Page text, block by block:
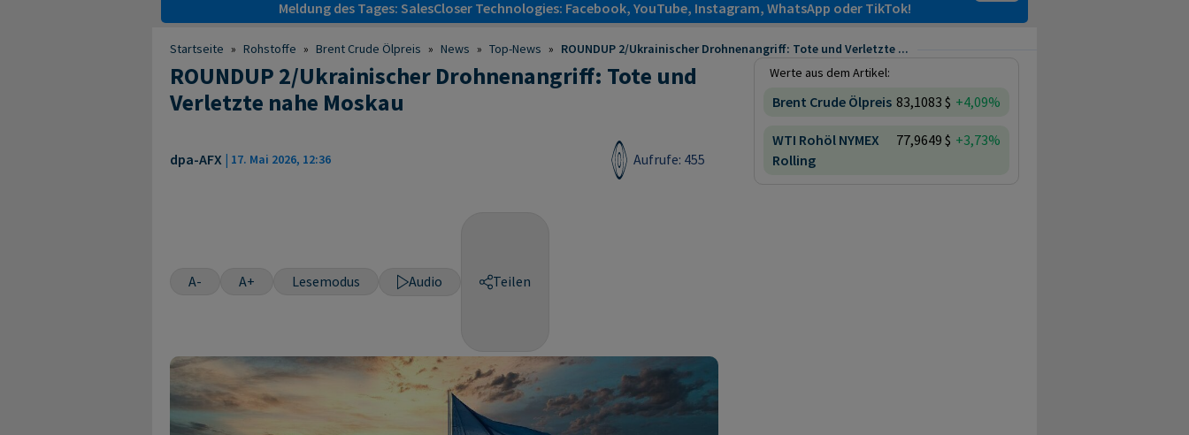
Meldung des Tages: SalesCloser Technologies: Facebook, YouTube, Instagram, WhatsApp oder TikTok!
Startseite » Rohstoffe » Brent Crude Ölpreis » News » Top-News » ROUNDUP 2/Ukrainischer Drohnenangriff: Tote und Verletzte ...
ROUNDUP 2/Ukrainischer Drohnenangriff: Tote und
Verletzte nahe Moskau
dpa-AFX | 17. Mai 2026, 12:36 Aufrufe: 455
A- A+ Lesemodus Audio Teilen
Werte aus dem Artikel:
Brent Crude Ölpreis 83,1083 $ +4,09%
WTI Rohöl NYMEX
Rolling
77,9649 $ +3,73%